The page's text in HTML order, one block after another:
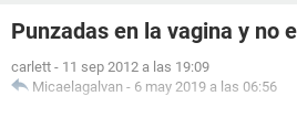
Punzadas en la vagina y no
carlett - 11 sep 2012 a las 19:09
Micaelagalvan - 6 may 2019 a las 06:56